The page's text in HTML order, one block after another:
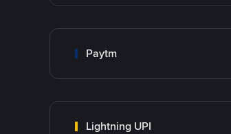
Paytm
Lightning UPI